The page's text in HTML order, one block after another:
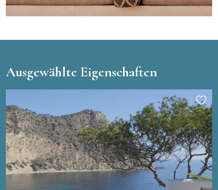
Ausgewählte Eigenschaften